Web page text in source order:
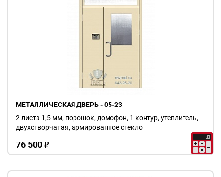
МЕТАЛЛИЧЕСКАЯ ДВЕРЬ - 05-23
76 500 o
2 листа 1,5 мм, порошок, домофон, 1 контур, утеплитель,
двухстворчатая, армированное стекло